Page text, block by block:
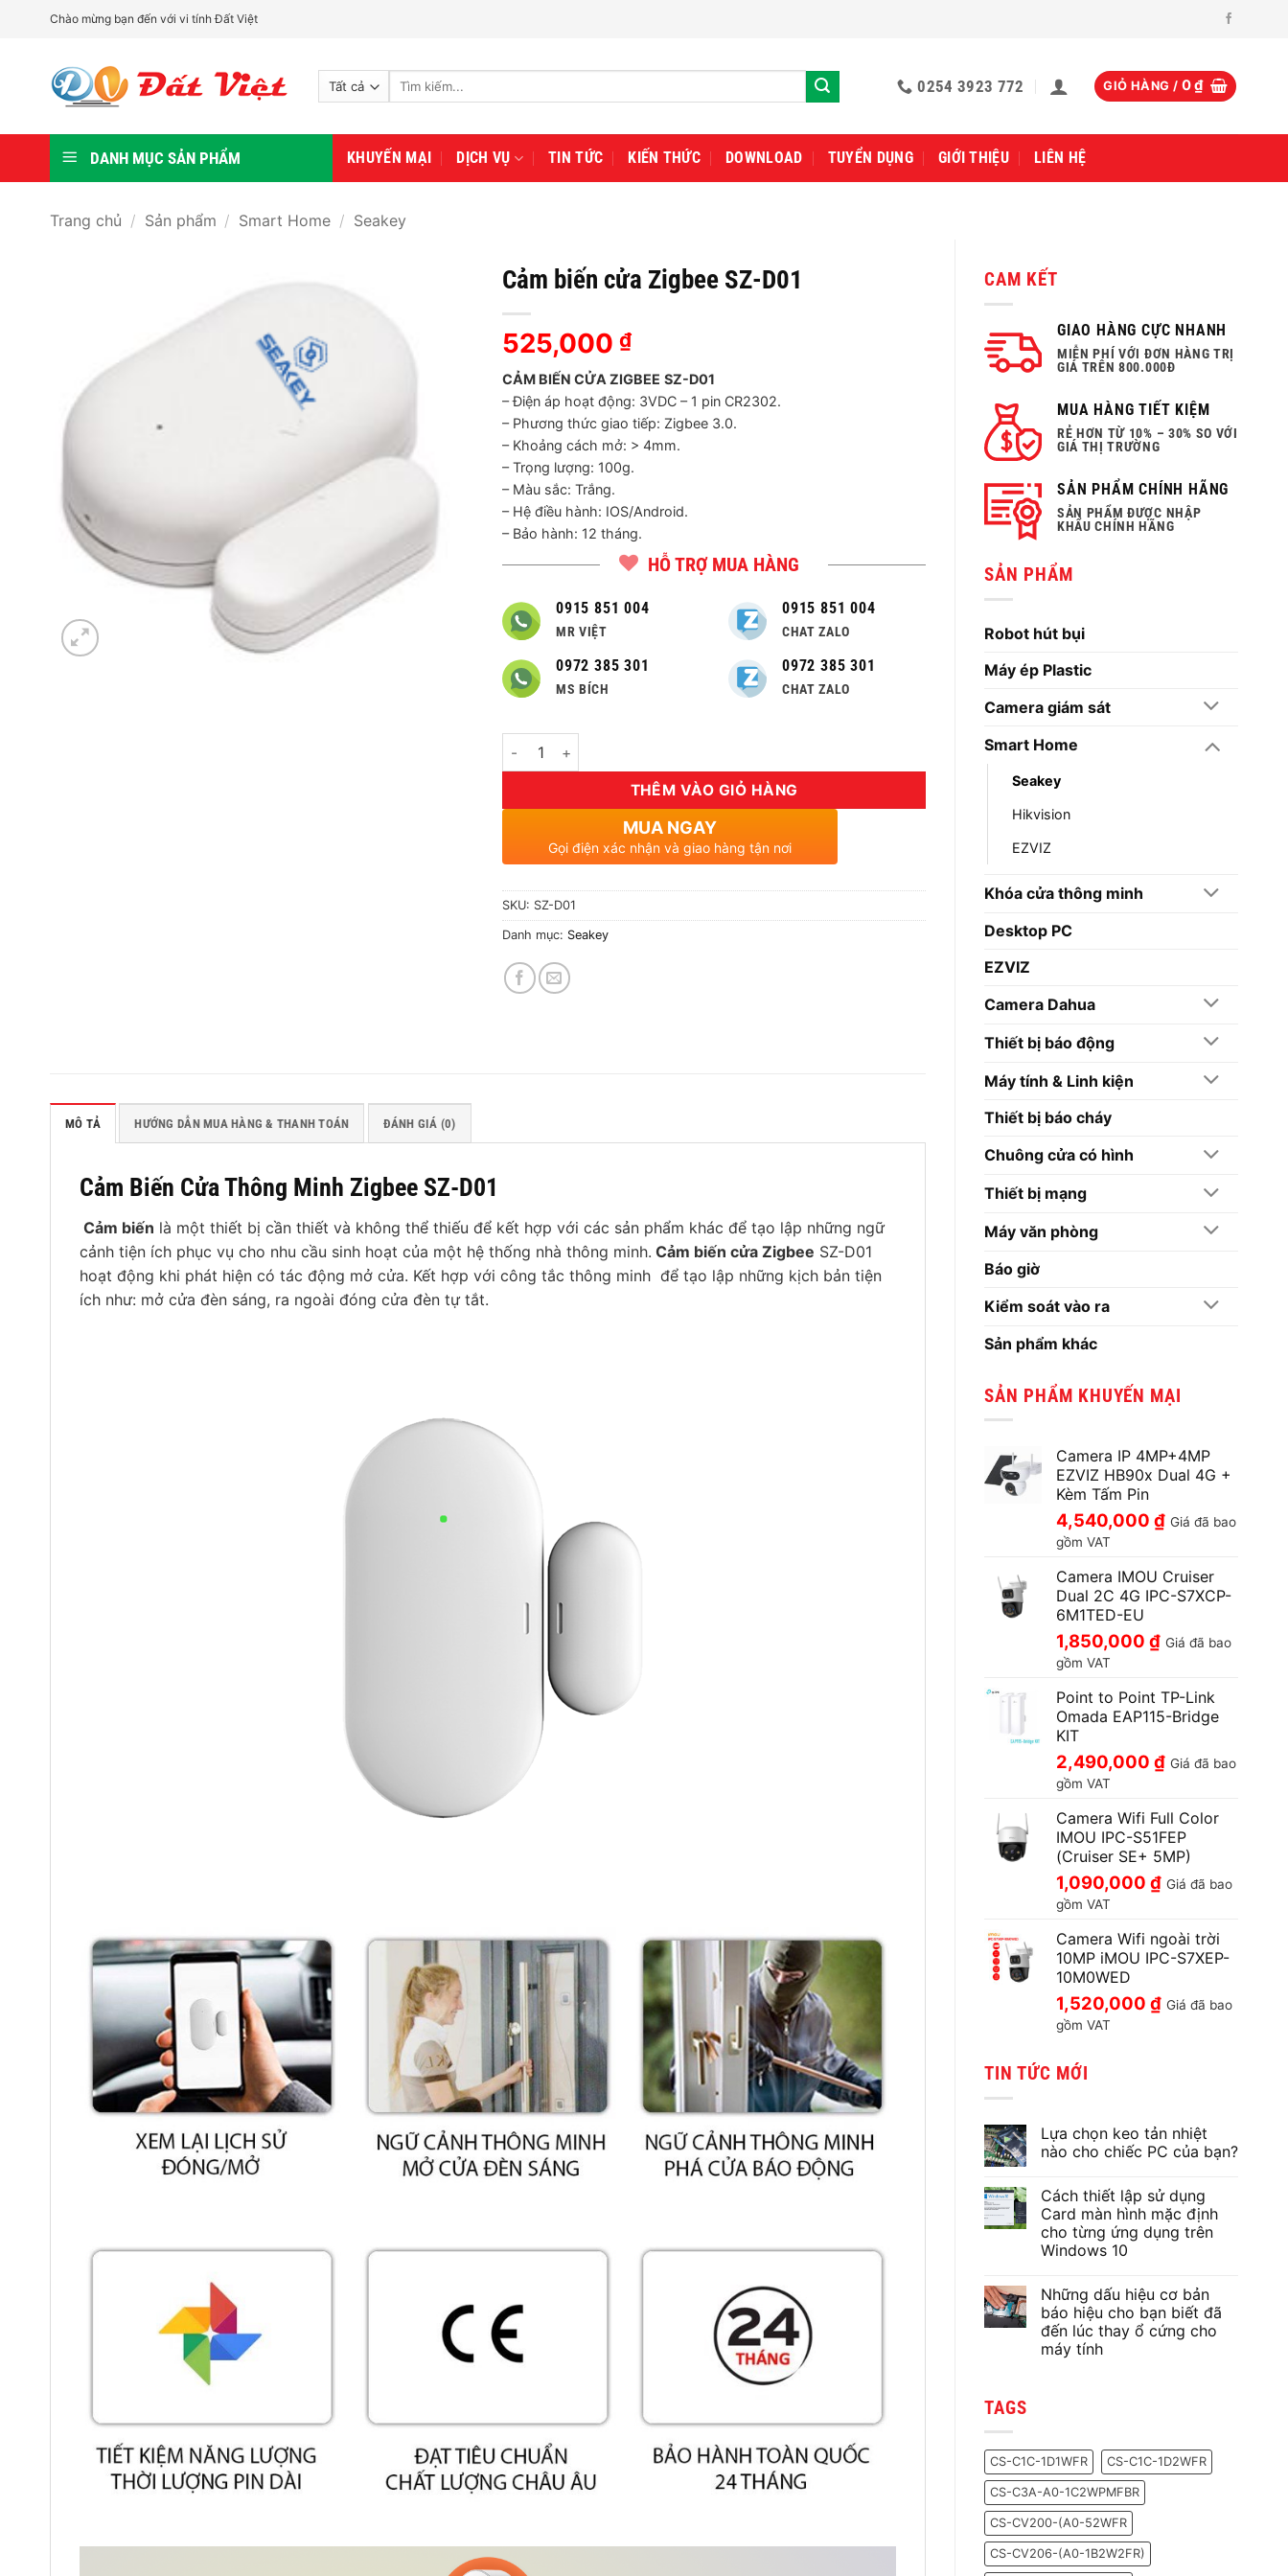
Chào mừng bạn đến với vi tính Đất Việt
Tìm
0254 3923 772 GIỎ HÀNG / 0₫
DANH MỤC SẢN PHẨM KHUYẾN MẠI DỊCH VỤ TIN TỨC KIẾN THỨC DOWNLOAD TUYỂN DỤNG GIỚI THIỆU LIÊN HỆ
Trang chủ / Sản phẩm / Smart Home / Seakey
CAM KẾT
GIAO HÀNG CỰC NHANH
MIỄN PHÍ VỚI ĐƠN HÀNG TRỊ
GIÁ TRÊN 800.000Đ
MUA HÀNG TIẾT KIỆM
RẺ HƠN TỪ 10% – 30% SO VỚI
GIÁ THỊ TRƯỜNG
SẢN PHẨM CHÍNH HÃNG
SẢN PHẨM ĐƯỢC NHẬP
KHẨU CHÍNH HÃNG
SẢN PHẨM
Robot hút bụi
Máy ép Plastic
Camera giám sát
Smart Home
Seakey
Hikvision
EZVIZ
Khóa cửa thông minh
Desktop PC
EZVIZ
Camera Dahua
Thiết bị báo động
Máy tính & Linh kiện
Thiết bị báo cháy
Chuông cửa có hình
Thiết bị mạng
Máy văn phòng
Báo giờ
Kiểm soát vào ra
Sản phẩm khác
SẢN PHẨM KHUYẾN MẠI
Camera IP 4MP+4MP
EZVIZ HB90x Dual 4G +
Kèm Tấm Pin
4,540,000 ₫ Giá đã bao
gồm VAT
Camera IMOU Cruiser
Dual 2C 4G IPC-S7XCP-
6M1TED-EU
1,850,000 ₫ Giá đã bao
gồm VAT
Point to Point TP-Link
Omada EAP115-Bridge
KIT
2,490,000 ₫ Giá đã bao
gồm VAT
Camera Wifi Full Color
IMOU IPC-S51FEP
(Cruiser SE+ 5MP)
1,090,000 ₫ Giá đã bao
gồm VAT
Camera Wifi ngoài trời
10MP iMOU IPC-S7XEP-
10M0WED
1,520,000 ₫ Giá đã bao
gồm VAT
TIN TỨC MỚI
Lựa chọn keo tản nhiệt
nào cho chiếc PC của bạn?
bình
luận
ở
Lựa
chọn
keo
nào
cho
chiếc
PC
của
bạn?
Cách thiết lập sử dụng
Card màn hình mặc định
cho từng ứng dụng trên
Windows 10
bình
luận
ở
Cách
thiết
lập
cho
từng
ứng
dụng
trên
Windows
10
Những dấu hiệu cơ bản
báo hiệu cho bạn biết đã
đến lúc thay ổ cứng cho
máy tính
hiệu
cơ
bản
báo
hiệu
cho
bạn
biết
đã
đến
TAGS
CS-C1C-1D1WFR CS-C1C-1D2WFR
CS-C3A-A0-1C2WPMFBR
CS-CV200-(A0-52WFR
CS-CV206-(A0-1B2W2FR)
Cảm biến cửa Zigbee SZ-D01
525,000 ₫
CẢM BIẾN CỬA ZIGBEE SZ-D01
– Điện áp hoạt động: 3VDC – 1 pin CR2302.
– Phương thức giao tiếp: Zigbee 3.0.
– Khoảng cách mở: > 4mm.
– Trọng lượng: 100g.
– Màu sắc: Trắng.
– Hệ điều hành: IOS/Android.
– Bảo hành: 12 tháng.
HỖ TRỢ MUA HÀNG
0915 851 004
MR VIỆT
0972 385 301
MS BÍCH
0915 851 004
CHAT ZALO
0972 385 301
CHAT ZALO
Số lượng
THÊM VÀO GIỎ HÀNG
MUA NGAY
Gọi điện xác nhận và giao hàng tận nơi
SKU: SZ-D01
Danh mục: Seakey
MÔ TẢ HƯỚNG DẪN MUA HÀNG & THANH TOÁN ĐÁNH GIÁ (0)
Cảm Biến Cửa Thông Minh Zigbee SZ-D01
Cảm biến là một thiết bị cần thiết và không thể thiếu để kết hợp với các sản phẩm khác để tạo lập những ngữ
cảnh tiện ích phục vụ cho nhu cầu sinh hoạt của một hệ thống nhà thông minh. Cảm biến cửa Zigbee SZ-D01
hoạt động khi phát hiện có tác động mở cửa. Kết hợp với công tắc thông minh để tạo lập những kịch bản tiện
ích như: mở cửa đèn sáng, ra ngoài đóng cửa đèn tự tắt.